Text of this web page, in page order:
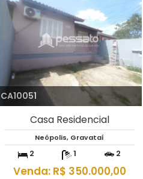
CA10051
Casa Residencial
Neópolis, Gravataí
2 1 2
Venda: R$ 350.000,00